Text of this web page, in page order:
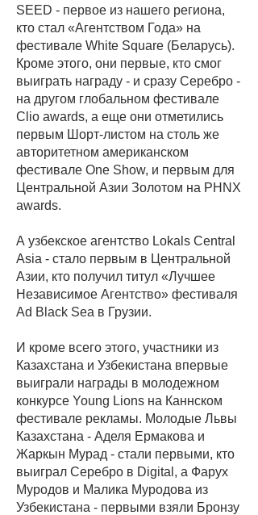
SEED - первое из нашего региона,
кто стал «Агентством Года» на
фестивале White Square (Беларусь).
Кроме этого, они первые, кто смог
выиграть награду - и сразу Серебро -
на другом глобальном фестивале
Clio awards, а еще они отметились
первым Шорт-листом на столь же
авторитетном американском
фестивале One Show, и первым для
Центральной Азии Золотом на PHNX
awards.
А узбекское агентство Lokals Central
Asia - стало первым в Центральной
Азии, кто получил титул «Лучшее
Независимое Агентство» фестиваля
Ad Black Sea в Грузии.
И кроме всего этого, участники из
Казахстана и Узбекистана впервые
выиграли награды в молодежном
конкурсе Young Lions на Каннском
фестивале рекламы. Молодые Львы
Казахстана - Аделя Ермакова и
Жаркын Мурад - стали первыми, кто
выиграл Серебро в Digital, а Фарух
Муродов и Малика Муродова из
Узбекистана - первыми взяли Бронзу